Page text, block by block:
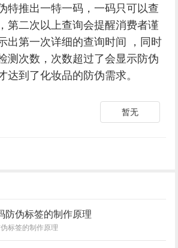
特推出一特一码，一码只可以查
第二次以上查询会提醒消费者谨
出第一次详细的查询时间 ，同时
测次数，次数超过了会显示防伪
达到了化妆品的防伪需求。
暂无
防伪标签的制作原理
标签的制作原理